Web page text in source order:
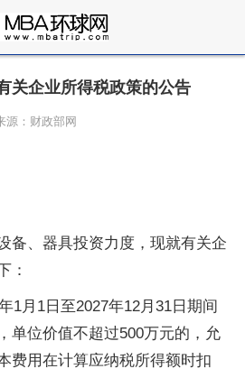
关企业所得税政策的公告
源：财政部网
备、器具投资力度，现就有关企
：
1月1日至2027年12月31日期间
单位价值不超过500万元的，允
费用在计算应纳税所得额时扣